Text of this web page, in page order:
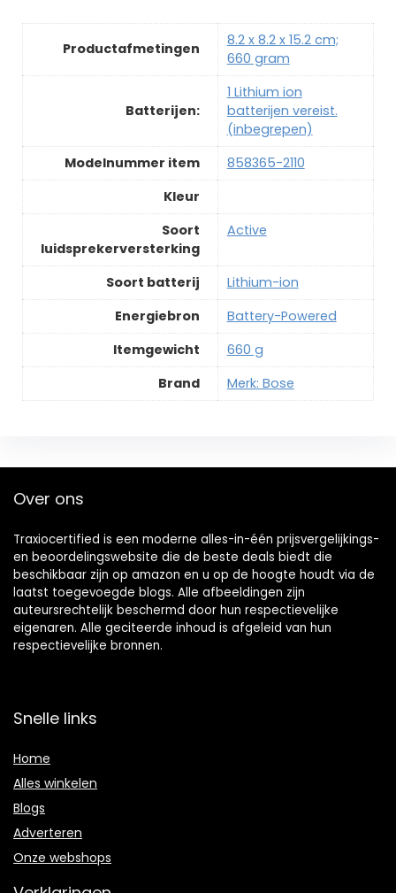
Productafmetingen
‎8.2 x 8.2 x 15.2 cm;
660 gram
Batterijen:
‎1 Lithium ion
batterijen vereist.
(inbegrepen)
Modelnummer item
‎858365-2110
Kleur
Soort
luidsprekerversterking
‎Active
Soort batterij
‎Lithium-ion
Energiebron
‎Battery-Powered
Itemgewicht
‎660 g
Brand
Merk: Bose
Over ons
Traxiocertified is een moderne alles-in-één prijsvergelijkings-
en beoordelingswebsite die de beste deals biedt die
beschikbaar zijn op amazon en u op de hoogte houdt via de
laatst toegevoegde blogs. Alle afbeeldingen zijn
auteursrechtelijk beschermd door hun respectievelijke
eigenaren. Alle geciteerde inhoud is afgeleid van hun
respectievelijke bronnen.
Snelle links
Home
Alles winkelen
Blogs
Adverteren
Onze webshops